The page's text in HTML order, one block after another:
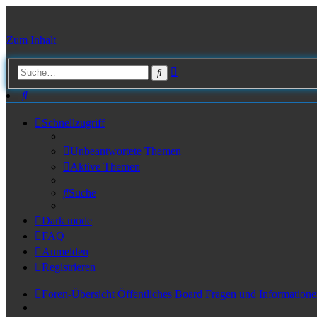
Zum Inhalt
Suche
Suche
Schnellzugriff
Unbeantwortete Themen
Aktive Themen
Suche
Dark mode
FAQ
Anmelden
Registrieren
Foren-Übersicht Öffentliches Board Fragen und